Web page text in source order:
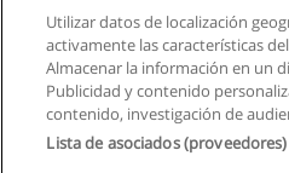
Privacidad
Contactar con
Copyright © Educaedu
Utilizar datos de localización
activamente las características
Almacenar la información en un
Publicidad y contenido
contenido, investigación de
Lista de asociados (proveedores)